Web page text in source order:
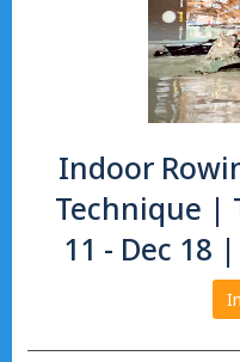
Indoor
Technique |
11 - Dec 18